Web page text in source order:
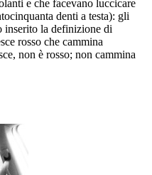
e che facevano luccicare
denti a testa): gli
inserito la definizione di
rosso che cammina
non è rosso; non cammina